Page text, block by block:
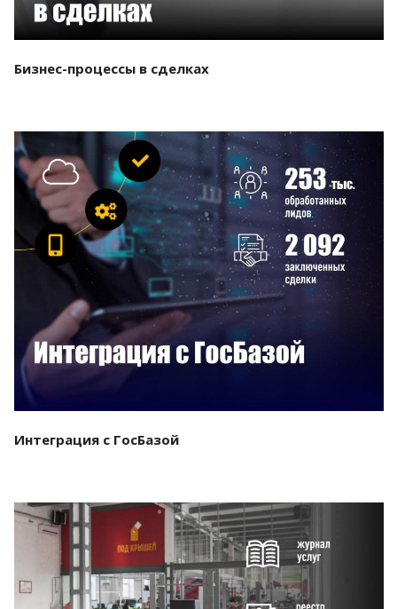
Бизнес-процессы в сделках
Смотреть проект
Интеграция с ГосБазой